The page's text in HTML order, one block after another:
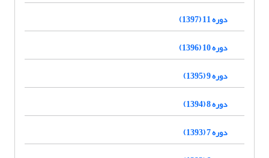
دوره 11 (1397)
دوره 10 (1396)
دوره 9 (1395)
دوره 8 (1394)
دوره 7 (1393)